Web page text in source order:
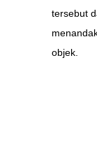
tersebut
objek.